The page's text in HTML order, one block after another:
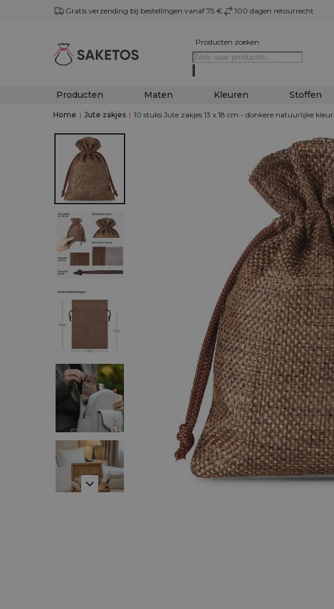
Gratis verzending bij bestellingen vanaf 75 € 100 dagen retourrecht
Producten zoeken
Producten Maten Kleuren Stoffen
Home | Jute zakjes | 10 stuks Jute zakjes 13 x 18 cm - donkere natuurlijke kleur